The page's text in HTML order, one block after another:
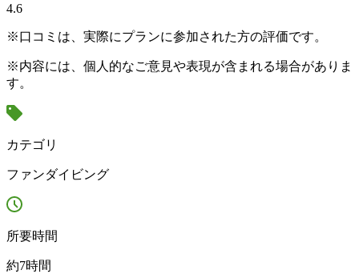
4.6
※口コミは、実際にプランに参加された方の評価です。
※内容には、個人的なご意見や表現が含まれる場合がありま
す。
カテゴリ
ファンダイビング
所要時間
約7時間